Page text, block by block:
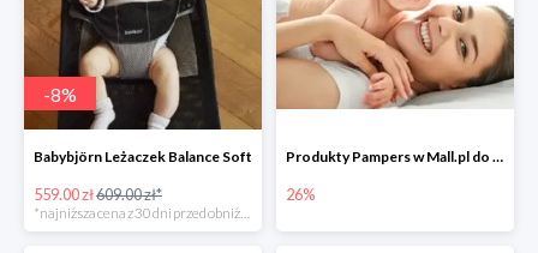
-8%
Babybjörn Leżaczek Balance Soft
559.00 zł609.00 zł*
Produkty Pampers w Mall.pl do -26%
26%